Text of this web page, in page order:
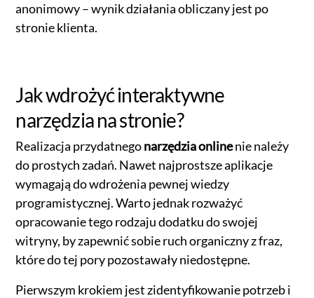
anonimowy – wynik działania obliczany jest po
stronie klienta.
Jak wdrożyć interaktywne
narzędzia na stronie?
Realizacja przydatnegonarzędzia onlinenie należy
do prostych zadań. Nawet najprostsze aplikacje
wymagają do wdrożenia pewnej wiedzy
programistycznej. Warto jednak rozważyć
opracowanie tego rodzaju dodatku do swojej
witryny, by zapewnić sobie ruch organiczny z fraz,
które do tej pory pozostawały niedostępne.
Pierwszym krokiem jest zidentyfikowanie potrzeb i